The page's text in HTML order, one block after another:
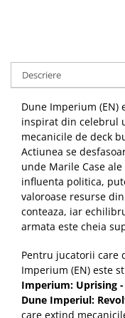
Descriere
Dune Imperium (EN)
inspirat din celebrul
mecanicile de deck
Actiunea se
unde Marile Case
influenta politica,
valoroase resurse
conteaza, iar
armata este cheia
Pentru jucatorii care
Imperium (EN) este
Imperium: Uprising
Dune Imperiul:
care extind